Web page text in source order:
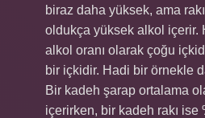
biraz daha yüksek, ama
oldukça yüksek alkol içerir.
alkol oranı olarak çoğu
bir içkidir. Hadi bir örnekle
Bir kadeh şarap ortalama
içerirken, bir kadeh rakı ise